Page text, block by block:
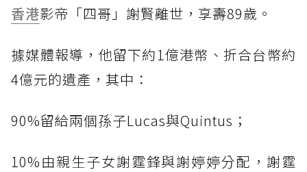
香港影帝「四哥」謝賢離世，享壽89歲。
據媒體報導，他留下約1億港幣、折合台幣約
4億元的遺產，其中：
90%留給兩個孫子Lucas與Quintus；
10%由親生子女謝霆鋒與謝婷婷分配，謝霆